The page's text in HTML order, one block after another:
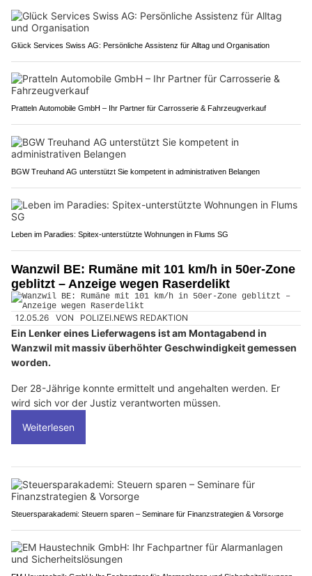
Glück Services Swiss AG: Persönliche Assistenz für Alltag und Organisation
Pratteln Automobile GmbH – Ihr Partner für Carrosserie & Fahrzeugverkauf
BGW Treuhand AG unterstützt Sie kompetent in administrativen Belangen
Leben im Paradies: Spitex-unterstützte Wohnungen in Flums SG
Wanzwil BE: Rumäne mit 101 km/h in 50er-Zone
geblitzt – Anzeige wegen Raserdelikt
12.05.26 VON POLIZEI.NEWS REDAKTION
Ein Lenker eines Lieferwagens ist am Montagabend in
Wanzwil mit massiv überhöhter Geschwindigkeit gemessen
worden.
Der 28-Jährige konnte ermittelt und angehalten werden. Er
wird sich vor der Justiz verantworten müssen.
Weiterlesen
Steuersparakademi: Steuern sparen – Seminare für Finanzstrategien & Vorsorge